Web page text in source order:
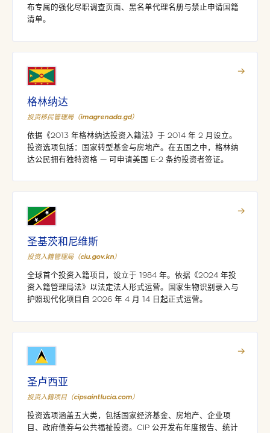
布专属的强化尽职调查页面、黑名单代理名册与禁止申请国籍
清单。
格林纳达
投资移民管理局（imagrenada.gd）
依据《2013 年格林纳达投资入籍法》于 2014 年 2 月设立。
投资选项包括：国家转型基金与房地产。在五国之中，格林纳
达公民拥有独特资格 — 可申请美国 E-2 条约投资者签证。
→
圣基茨和尼维斯
投资入籍管理局（ciu.gov.kn）
全球首个投资入籍项目，设立于 1984 年。依据《2024 年投
资入籍管理局法》以法定法人形式运营。国家生物识别录入与
护照现代化项目自 2026 年 4 月 14 日起正式运营。
→
圣卢西亚
投资入籍项目（cipsaintlucia.com）
投资选项涵盖五大类，包括国家经济基金、房地产、企业项
目、政府债券与公共福祉投资。CIP 公开发布年度报告、统计
→